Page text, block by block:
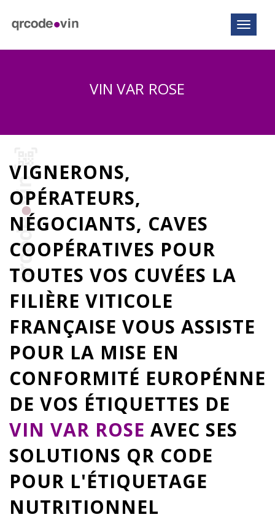
Toggle
VIN VAR ROSE
VIGNERONS,
OPÉRATEURS,
NÉGOCIANTS, CAVES
COOPÉRATIVES POUR
TOUTES VOS CUVÉES LA
FILIÈRE VITICOLE
FRANÇAISE VOUS ASSISTE
POUR LA MISE EN
CONFORMITÉ EUROPÉNNE
DE VOS ÉTIQUETTES DE
VIN VAR ROSE AVEC SES
SOLUTIONS QR CODE
POUR L'ÉTIQUETAGE
NUTRITIONNEL